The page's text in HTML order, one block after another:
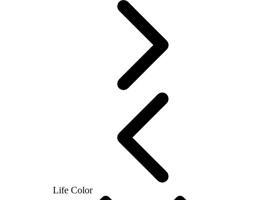
Life Color